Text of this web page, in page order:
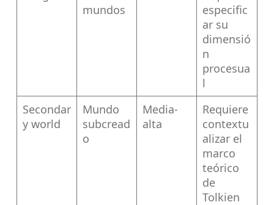
mundos
especific
ar su
dimensió
n
procesua
l
Secondar
y world
Mundo
subcread
o
Media-
alta
Requiere
contextu
alizar el
marco
teórico
de
Tolkien